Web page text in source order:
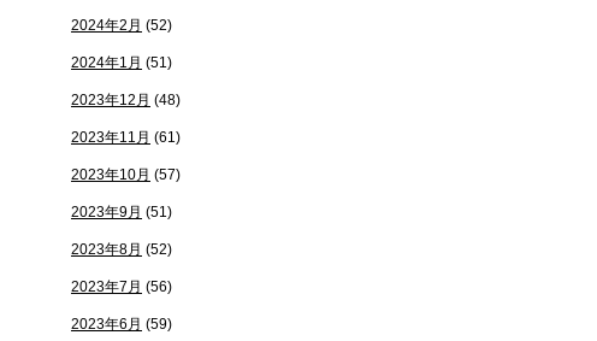
2024年2月 (52)
2024年1月 (51)
2023年12月 (48)
2023年11月 (61)
2023年10月 (57)
2023年9月 (51)
2023年8月 (52)
2023年7月 (56)
2023年6月 (59)